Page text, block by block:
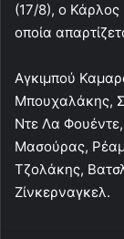
(17/8), ο
οποία
Αγκιμπού
Μπουχαλάκης,
Ντε Λα
Μασούρας,
Τζολάκης,
Ζίνκερναγκελ.